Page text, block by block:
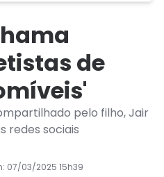
de
pelo filho, Jair
redes sociais
07/03/2025 15h39